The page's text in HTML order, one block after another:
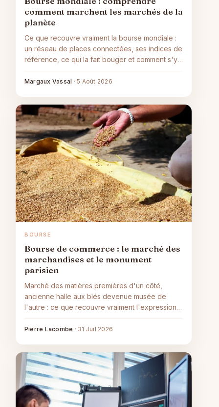
comment marchent les marchés de la
planète
Ce que recouvre vraiment la bourse mondiale :
un réseau de places connectées, ses indices de
référence, ce qui la fait bouger et comment s'y
exposer sans se perdre.
Margaux Vassal ·5 Août 2026
BOURSE
Bourse de commerce : le marché des
marchandises et le monument
parisien
Marché des matières premières d'un côté,
ancienne halle aux blés devenue musée de
l'autre : ce que recouvre vraiment l'expression
bourse de commerce.
Pierre Lacombe · 31 Juil 2026